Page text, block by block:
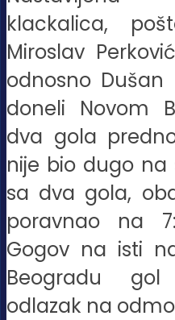
klackalica,
Miroslav
odnosno
doneli Novom
dva gola
nije bio dugo na
sa dva gola,
poravnao na
Gogov na isti
Beogradu
odlazak na